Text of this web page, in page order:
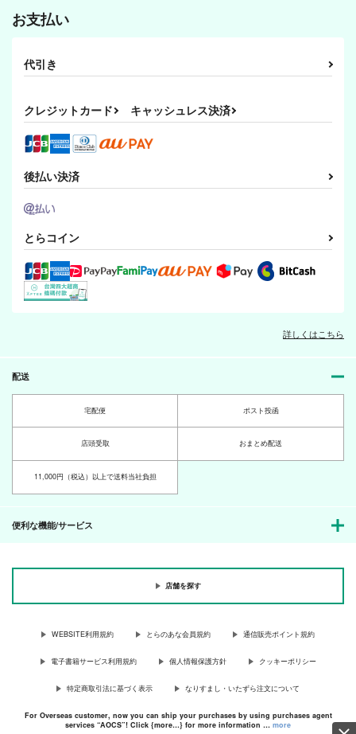
お支払い
代引き
クレジットカード キャッシュレス決済
後払い決済
とらコイン
詳しくはこちら
配送
宅配便 ポスト投函
店頭受取 おまとめ配送
11,000円（税込）以上で送料当社負担
便利な機能/サービス
店舗を探す
WEBSITE利用規約 とらのあな会員規約 通信販売ポイント規約
電子書籍サービス利用規約 個人情報保護方針 クッキーポリシー
特定商取引法に基づく表示 なりすまし・いたずら注文について
For Overseas customer, now you can ship your purchases by using purchases agent
services “AOCS”! Click {more…} for more information … more